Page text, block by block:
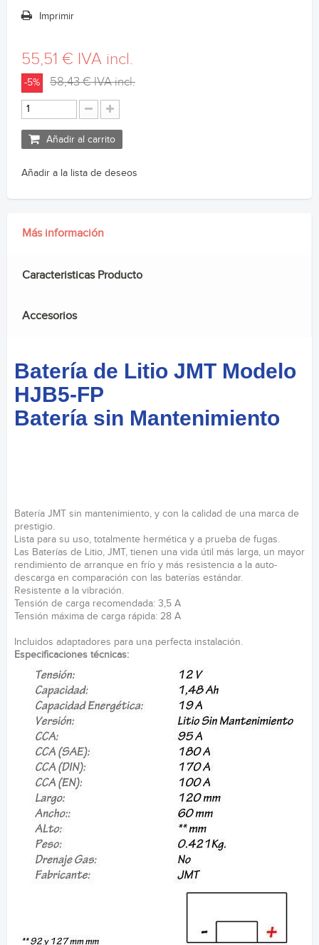
Imprimir
55,51 € IVA incl.
-5% 58,43 €IVA incl.
Añadir al carrito
Añadir a la lista de deseos
Más información
Caracteristicas Producto
Accesorios
Batería de Litio JMT Modelo
HJB5-FP
Batería sin Mantenimiento
Batería JMT sin mantenimiento, y con la calidad de una marca de
prestigio.
Lista para su uso, totalmente hermética y a prueba de fugas.
Las Baterías de Litio, JMT, tienen una vida útil más larga, un mayor
rendimiento de arranque en frío y más resistencia a la auto-
descarga en comparación con las baterías estándar.
Resistente a la vibración.
Tensión de carga recomendada: 3,5 A
Tensión máxima de carga rápida: 28 A
Incluidos adaptadores para una perfecta instalación.
Especificaciones técnicas: